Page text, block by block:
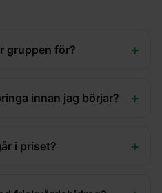
gruppen för? +
innan jag börjar? +
i priset? +